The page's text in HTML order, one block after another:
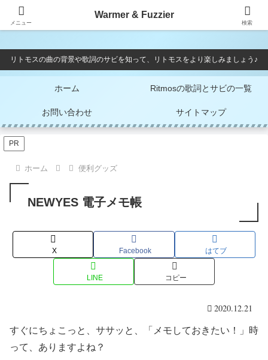
Warmer & Fuzzier
リトモスの曲の背景や歌詞のサビを知って、リトモスをより楽しみましょう♪
ホーム Ritmosの歌詞とサビの一覧
お問い合わせ サイトマップ
PR
ホーム 便利グッズ
NEWYES 電子メモ帳
X Facebook はてブ
LINE コピー
2020.12.21
すぐにちょこっと、ササッと、「メモしておきたい！」時
って、ありますよね？
メニュー
Warmer & Fuzzier
検索